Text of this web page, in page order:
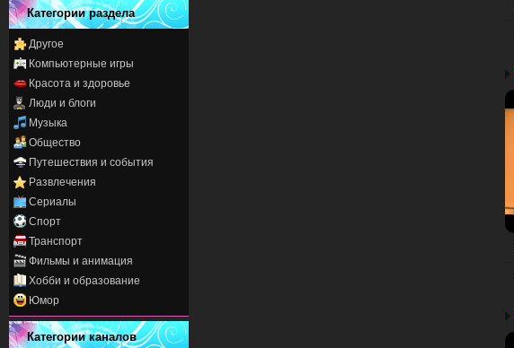
Категории раздела
Другое
Компьютерные игры
Красота и здоровье
Люди и блоги
Музыка
Общество
Путешествия и события
Развлечения
Сериалы
Спорт
Транспорт
Фильмы и анимация
Хобби и образование
Юмор
Категории каналов